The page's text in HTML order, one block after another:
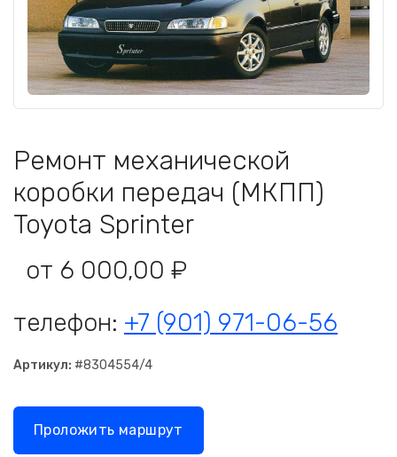
Ремонт механической
коробки передач (МКПП)
Toyota Sprinter
от 6 000,00 ₽
телефон: +7 (901) 971-06-56
Артикул: #8304554/4
Проложить маршрут